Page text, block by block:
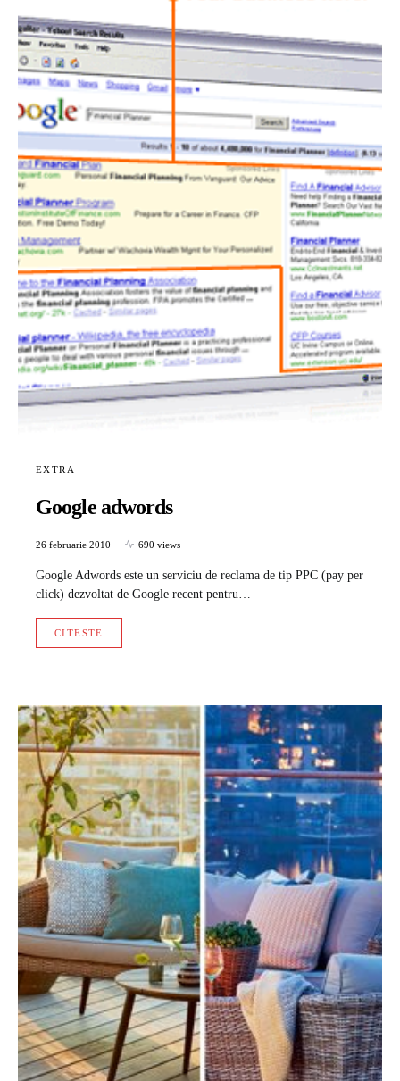
EXTRA
Google adwords
26 februarie 2010 690 views
Google Adwords este un serviciu de reclama de tip PPC (pay per
click) dezvoltat de Google recent pentru…
CITESTE